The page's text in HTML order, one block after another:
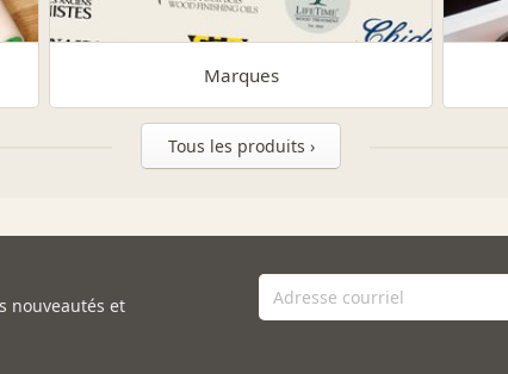
Marques
Tous les produits ›
nouveautés et